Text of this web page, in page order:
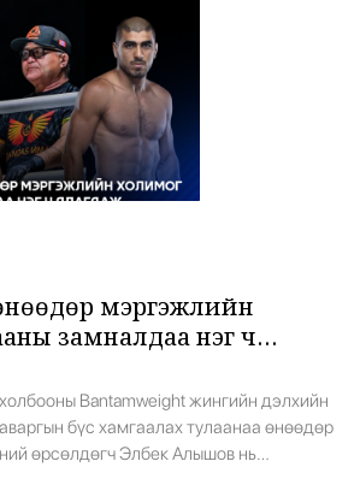
мэргэжлийн
замналдаа нэг ч
Bantamweight жингийн дэлхийн
бүс хамгаалах тулаанаа өнөөдөр
өрсөлдөгч Элбек Алышов нь